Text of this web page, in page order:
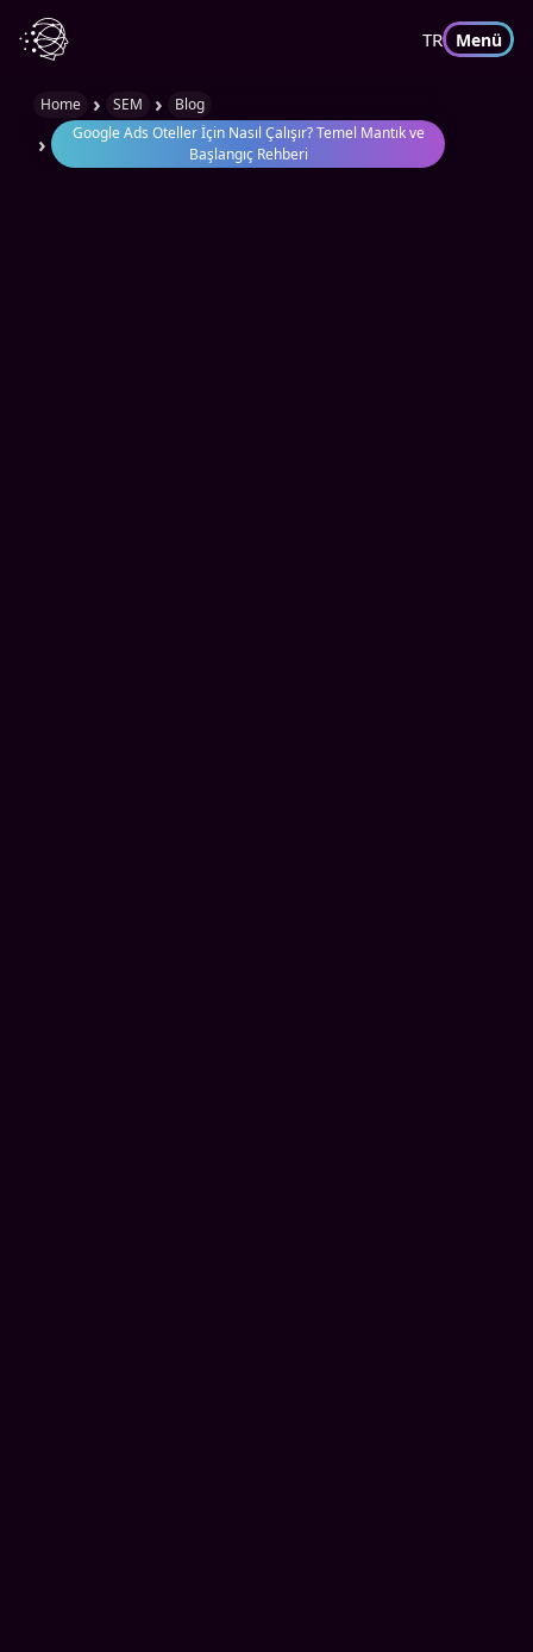
TR Menü
Home › SEM › Blog
›
Google Ads Oteller İçin Nasıl Çalışır? Temel Mantık ve
Başlangıç Rehberi